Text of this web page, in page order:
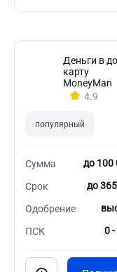
Деньги в
карту
MoneyMan
4.9
популярный
Сумма до 100
Срок до
Одобрение
ПСК 0 -